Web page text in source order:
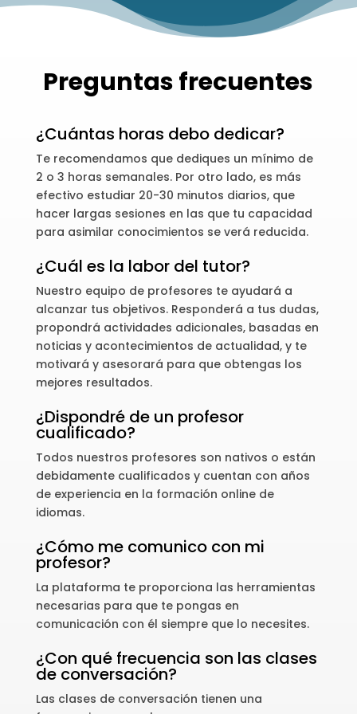
Preguntas frecuentes
¿Cuántas horas debo dedicar?
Te recomendamos que dediques un mínimo de
2 o 3 horas semanales. Por otro lado, es más
efectivo estudiar 20-30 minutos diarios, que
hacer largas sesiones en las que tu capacidad
para asimilar conocimientos se verá reducida.
¿Cuál es la labor del tutor?
Nuestro equipo de profesores te ayudará a
alcanzar tus objetivos. Responderá a tus dudas,
propondrá actividades adicionales, basadas en
noticias y acontecimientos de actualidad, y te
motivará y asesorará para que obtengas los
mejores resultados.
¿Dispondré de un profesor
cualificado?
Todos nuestros profesores son nativos o están
debidamente cualificados y cuentan con años
de experiencia en la formación online de
idiomas.
¿Cómo me comunico con mi
profesor?
La plataforma te proporciona las herramientas
necesarias para que te pongas en
comunicación con él siempre que lo necesites.
¿Con qué frecuencia son las clases
de conversación?
Las clases de conversación tienen una